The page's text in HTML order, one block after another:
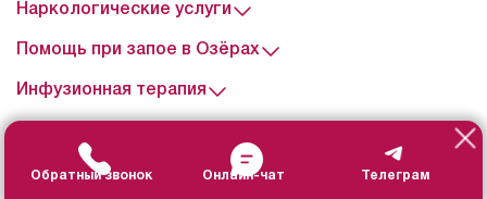
Наркологические услуги
Помощь при запое в Озёрах
Инфузионная терапия
+7 499 322-95-13
Обратный звонок Онлайн-чат Телеграм